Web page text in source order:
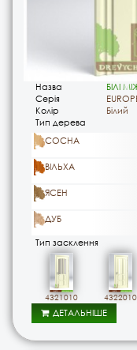
Назва
БІЛІ
Серія
Колір
Білий
Тип дерева
СОСНА
ВІЛЬХА
ЯСЕН
ДУБ
Тип засклення
4321010 4322010
ДЕТАЛЬНІШЕ